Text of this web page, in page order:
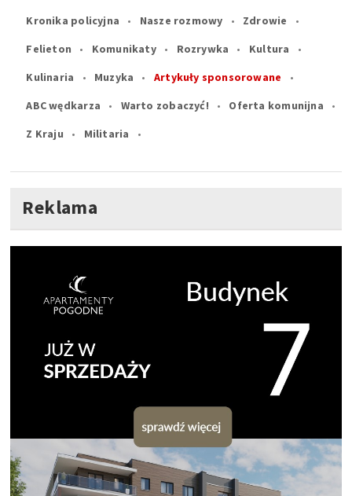
Kronika policyjna
Nasze rozmowy
Zdrowie
Felieton
Komunikaty Rozrywka
Kultura
Kulinaria
Muzyka
Artykuły sponsorowane
ABC wędkarza
Warto zobaczyć!
Oferta komunijna
Z Kraju
Militaria
Reklama